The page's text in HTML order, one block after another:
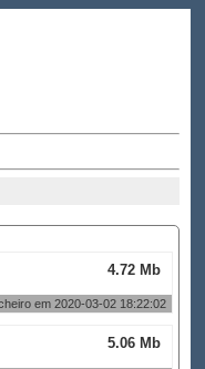
4.72 Mb
em 2020-03-02 18:22:02
5.06 Mb